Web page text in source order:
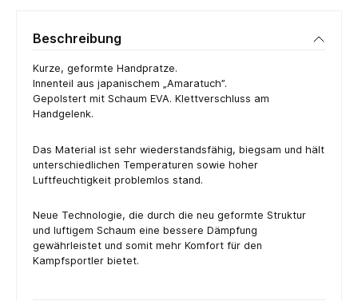
Beschreibung
Kurze, geformte Handpratze.
Innenteil aus japanischem „Amaratuch”.
Gepolstert mit Schaum EVA. Klettverschluss am
Handgelenk.
Das Material ist sehr wiederstandsfähig, biegsam und hält
unterschiedlichen Temperaturen sowie hoher
Luftfeuchtigkeit problemlos stand.
Neue Technologie, die durch die neu geformte Struktur
und luftigem Schaum eine bessere Dämpfung
gewährleistet und somit mehr Komfort für den
Kampfsportler bietet.